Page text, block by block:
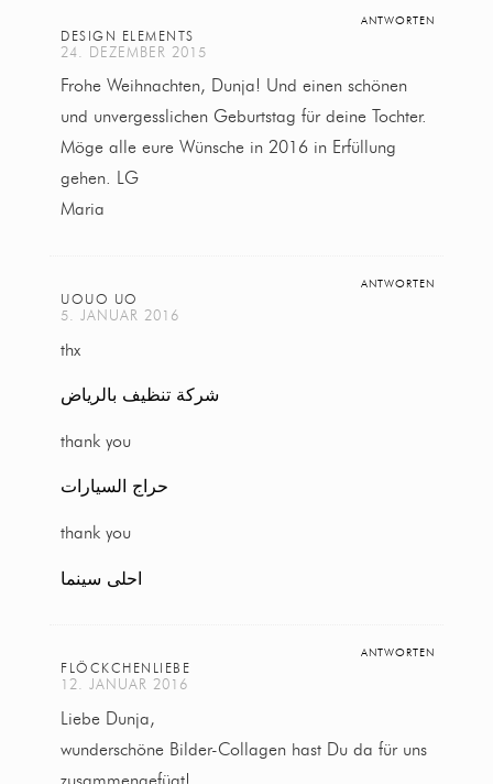
ANTWORTEN
DESIGN ELEMENTS
24. DEZEMBER 2015
Frohe Weihnachten, Dunja! Und einen schönen
und unvergesslichen Geburtstag für deine Tochter.
Möge alle eure Wünsche in 2016 in Erfüllung
gehen. LG
Maria
ANTWORTEN
UOUO UO
5. JANUAR 2016
thx
شركة تنظيف بالرياض
thank you
حراج السيارات
thank you
احلى سينما
ANTWORTEN
FLÖCKCHENLIEBE
12. JANUAR 2016
Liebe Dunja,
wunderschöne Bilder-Collagen hast Du da für uns